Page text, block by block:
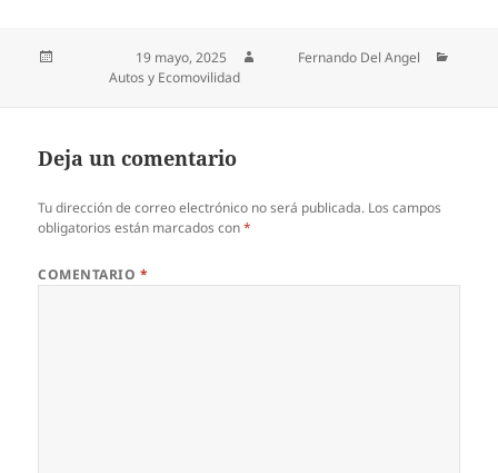
19 mayo, 2025
Fernando Del Angel
CategoríasAutos y Ecomovilidad
Deja un comentario
Tu dirección de correo electrónico no será publicada. Los campos
obligatorios están marcados con*
COMENTARIO *